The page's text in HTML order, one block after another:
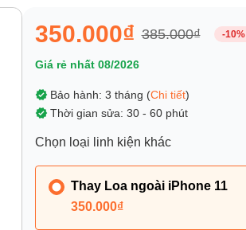
350.000₫ 385.000₫ -10%
Giá rẻ nhất 08/2026
Bảo hành: 3 tháng (Chi tiết)
Thời gian sửa: 30 - 60 phút
Chọn loại linh kiện khác
Thay Loa ngoài iPhone 11
350.000₫